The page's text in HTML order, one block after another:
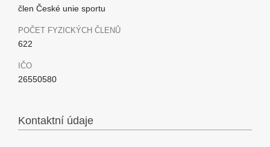
člen České unie sportu
POČET FYZICKÝCH ČLENŮ
622
IČO
26550580
Kontaktní údaje